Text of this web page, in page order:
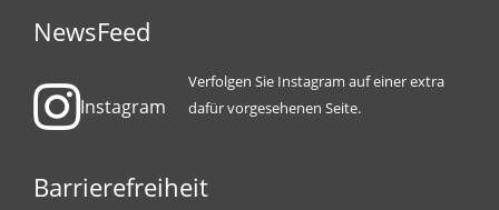
NewsFeed
Instagram
Verfolgen Sie Instagram auf einer extra
dafür vorgesehenen Seite.
Barrierefreiheit